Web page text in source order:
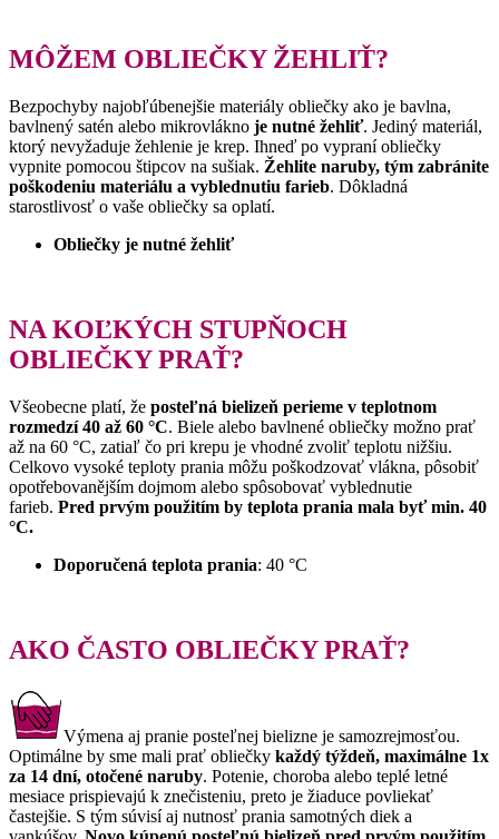
MÔŽEM OBLIEČKY ŽEHLIŤ?
Bezpochyby najobľúbenejšie materiály obliečky ako je bavlna,
bavlnený satén alebo mikrovlákno je nutné žehliť. Jediný materiál,
ktorý nevyžaduje žehlenie je krep. Ihneď po vypraní obliečky
vypnite pomocou štipcov na sušiak. Žehlite naruby, tým zabránite
poškodeniu materiálu a vyblednutiu farieb. Dôkladná
starostlivosť o vaše obliečky sa oplatí.
Obliečky je nutné žehliť
NA KOĽKÝCH STUPŇOCH
OBLIEČKY PRAŤ?
Všeobecne platí, že posteľná bielizeň perieme v teplotnom
rozmedzí 40 až 60 °C. Biele alebo bavlnené obliečky možno prať
až na 60 °C, zatiaľ čo pri krepu je vhodné zvoliť teplotu nižšiu.
Celkovo vysoké teploty prania môžu poškodzovať vlákna, pôsobiť
opotřebovanějším dojmom alebo spôsobovať vyblednutie
farieb. Pred prvým použitím by teplota prania mala byť min. 40
°C.
Doporučená teplota prania: 40 °C
AKO ČASTO OBLIEČKY PRAŤ?
Výmena aj pranie posteľnej bielizne je samozrejmosťou.
Optimálne by sme mali prať obliečky každý týždeň, maximálne 1x
za 14 dní, otočené naruby. Potenie, choroba alebo teplé letné
mesiace prispievajú k znečisteniu, preto je žiaduce povliekať
častejšie. S tým súvisí aj nutnosť prania samotných diek a